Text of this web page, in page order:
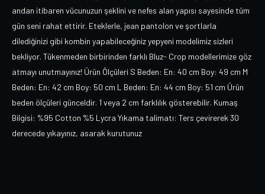
andan itibaren vücunuzun şeklini ve nefes alan yapısı sayesinde tüm
gün seni rahat ettirir. Eteklerle, jean pantolon ve şortlarla
dilediğinizi gibi kombin yapabileceğiniz yepyeni modelimiz sizleri
bekliyor. Tükenmeden birbirinden farklı Bluz- Crop modellerimize göz
atmayı unutmayınız! Ürün Ölçüleri S Beden: En: 40 cm Boy: 49 cm M
Beden: En: 42 cm Boy: 50 cm L Beden: En: 44 cm Boy: 51 cm Ürün
beden ölçüleri günceldir. 1 veya 2 cm farklılık gösterebilir. Kumaş
Bilgisi: %95 Cotton %5 Lycra Yıkama talimatı: Ters çevirerek 30
derecede yıkayınız, asarak kurutunuz